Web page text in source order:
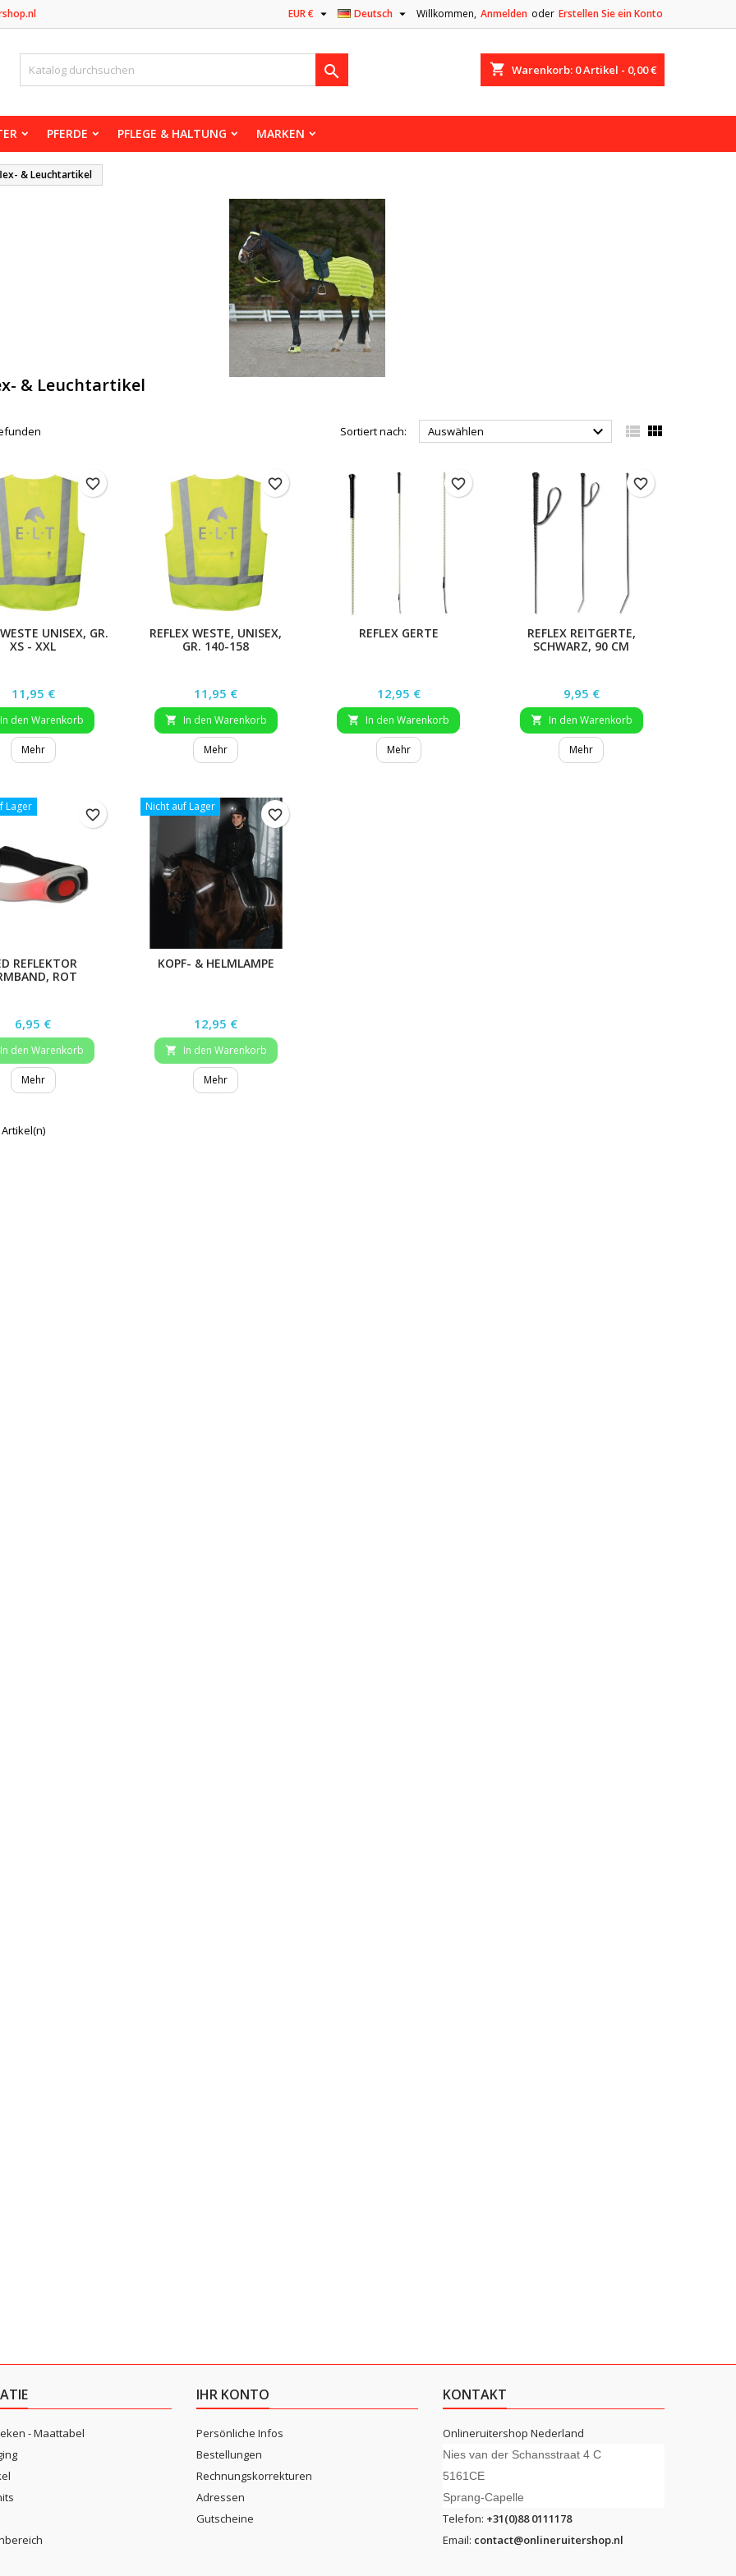
Willkommen, Anmelden oder Erstellen Sie ein Konto
Deutsch 
EUR € 
shopping_cart Warenkorb: 0Artikel - 0,00 €

PFERDE PFLEGE & HALTUNG MARKEN
& Leuchtartikel
& Leuchtartikel
Sortiert nach: Auswählen   
UNISEX, GR.
XS - XXL
Preis
11,95 €
In den Warenkorb
Mehr
favorite_border
REFLEX WESTE, UNISEX,
GR. 140-158
Preis
11,95 €
 In den Warenkorb
Mehr
favorite_border
REFLEX GERTE
Preis
12,95 €
 In den Warenkorb
Mehr
favorite_border
REFLEX REITGERTE,
SCHWARZ, 90 CM
Preis
9,95 €
 In den Warenkorb
Mehr
favorite_border
Lager
REFLEKTOR
ROT
Preis
6,95 €
In den Warenkorb
Mehr
favorite_border
Nicht auf Lager
KOPF- & HELMLAMPE
Preis
12,95 €
 In den Warenkorb
Mehr
favorite_border
Artikel(n)
- Maattabel
IHR KONTO
Persönliche Infos
Bestellungen
Rechnungskorrekturen
Adressen
Gutscheine
KONTAKT
Onlineruitershop Nederland
Nies van der Schansstraat 4 C
5161CE
Sprang-Capelle
Telefon: +31(0)88 0111178
Email: contact@onlineruitershop.nl